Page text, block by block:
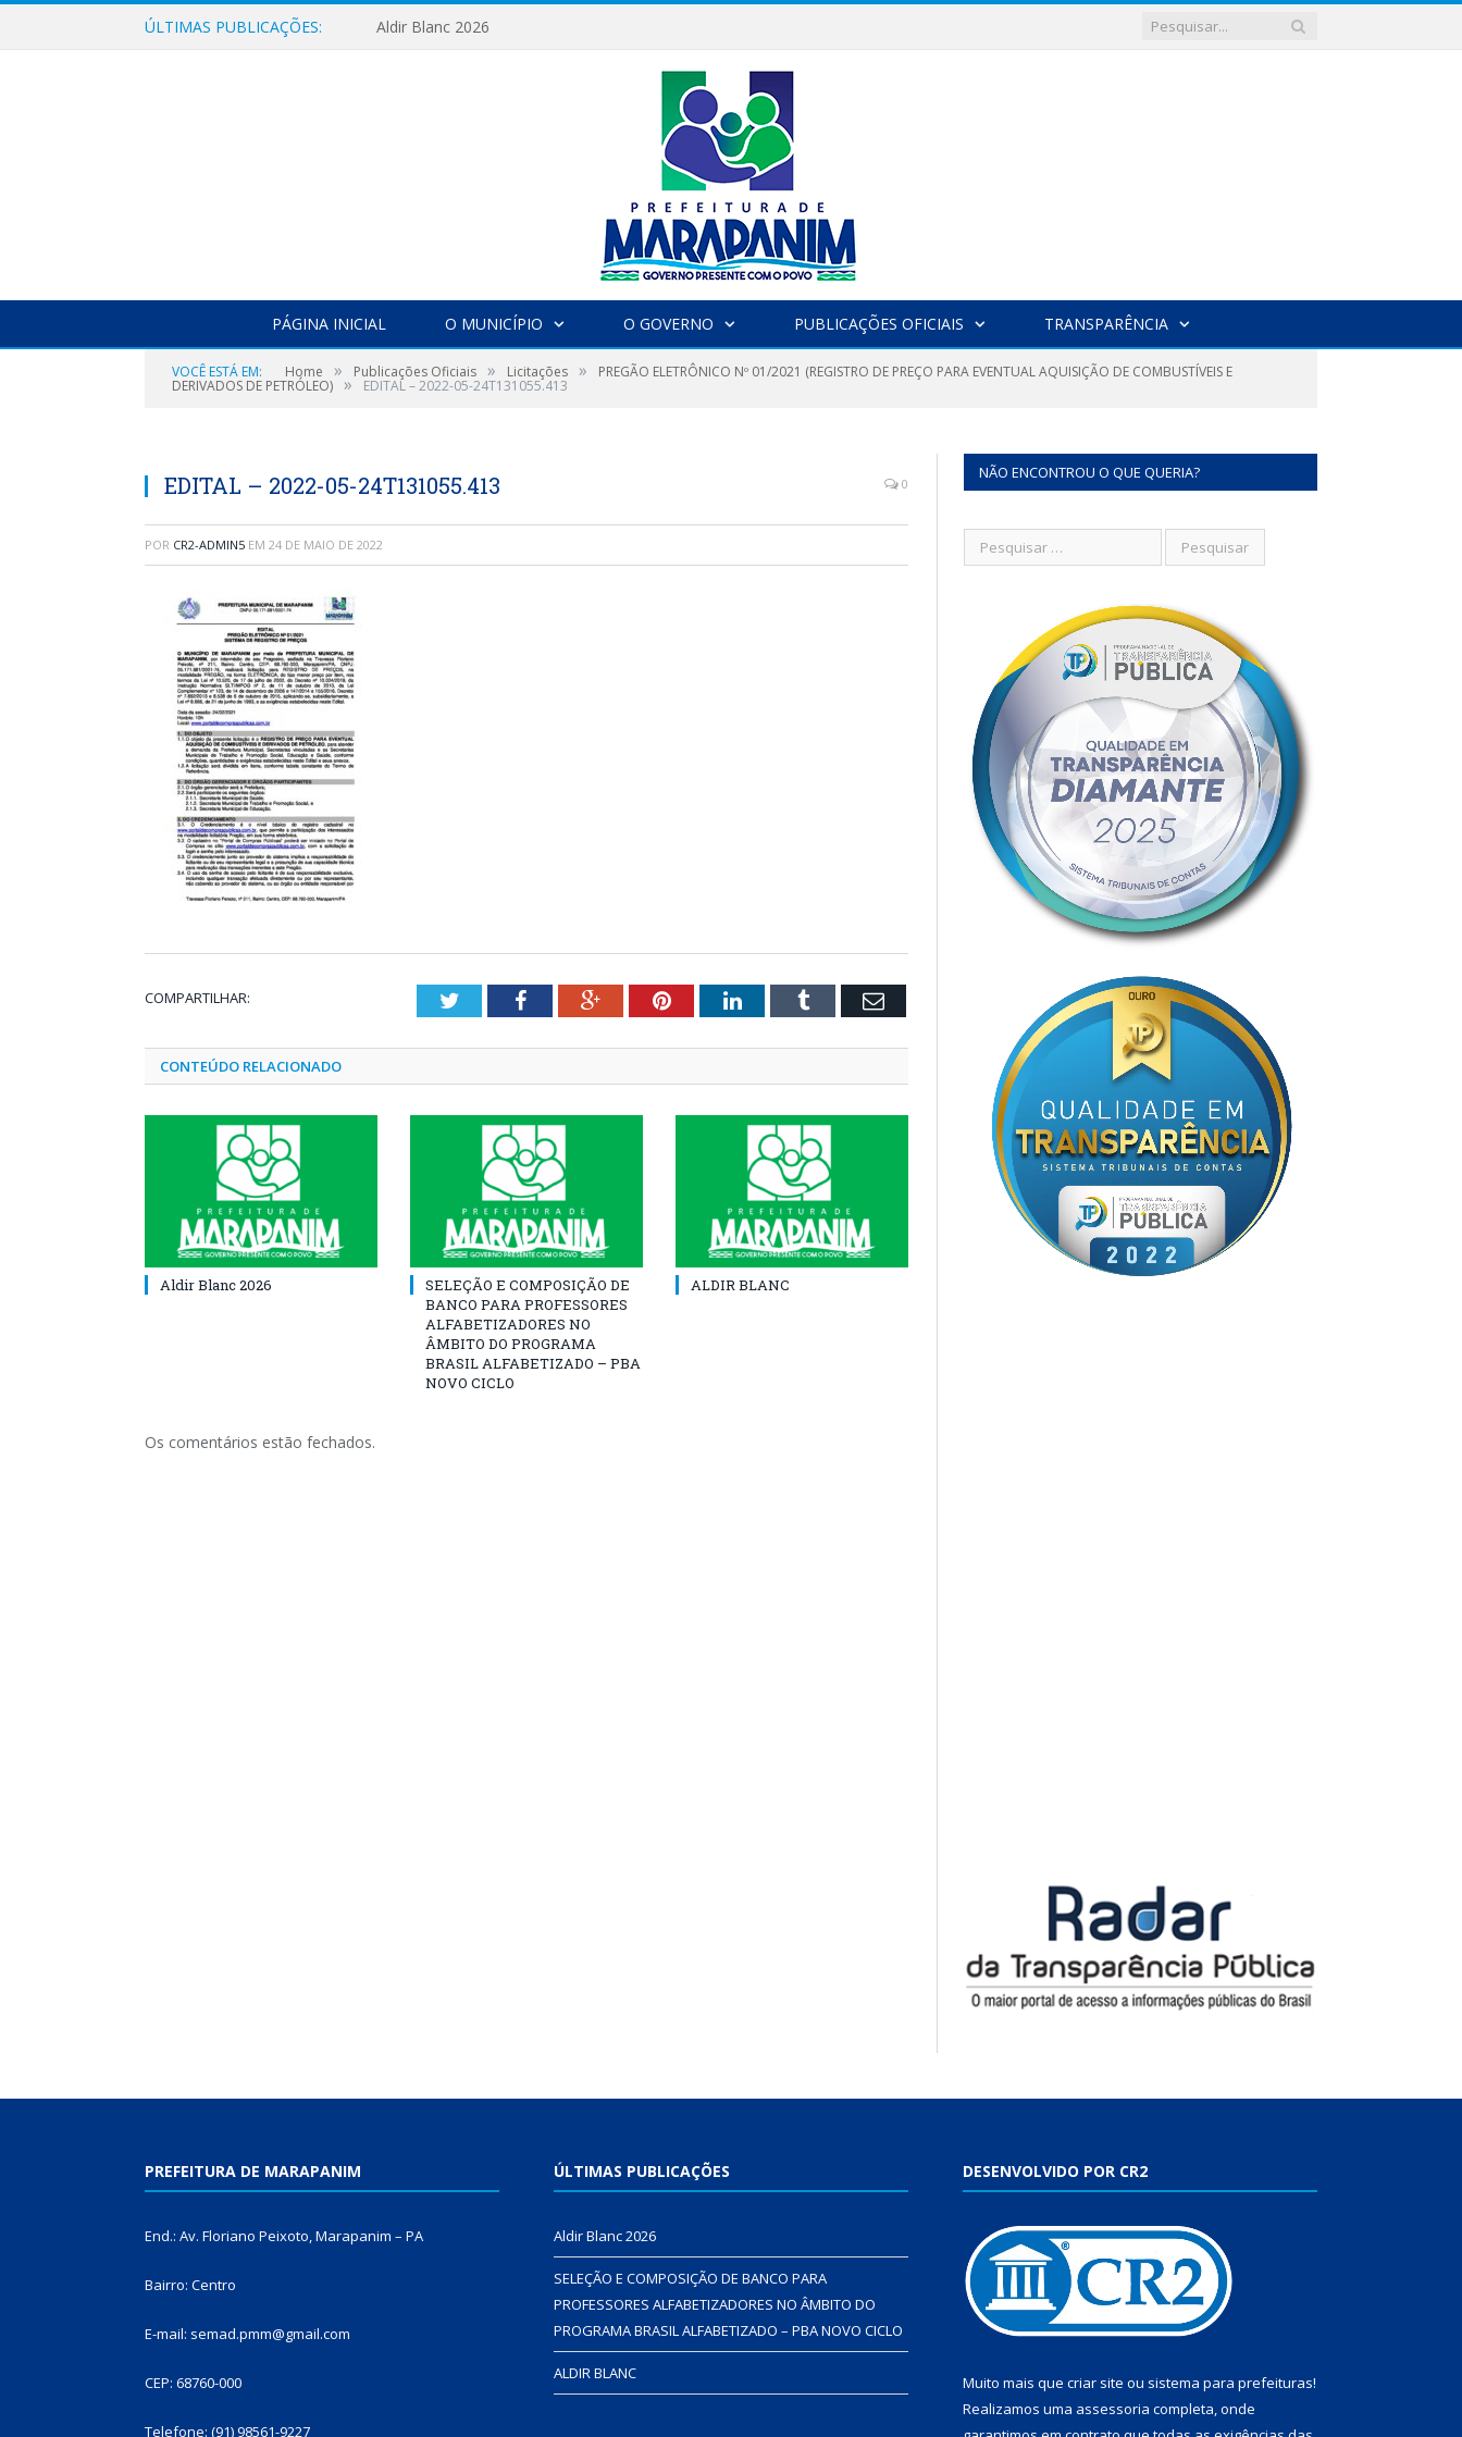
ÚLTIMAS PUBLICAÇÕES: Aldir Blanc 2026
PÁGINA INICIAL O MUNICÍPIO O GOVERNO PUBLICAÇÕES OFICIAIS TRANSPARÊNCIA
VOCÊ ESTÁ EM: Home » Publicações Oficiais » Licitações » PREGÃO ELETRÔNICO Nº 01/2021 (REGISTRO DE PREÇO PARA EVENTUAL AQUISIÇÃO DE COMBUSTÍVEIS E
DERIVADOS DE PETRÓLEO) » EDITAL – 2022-05-24T131055.413
EDITAL – 2022-05-24T131055.413 0
POR CR2-ADMIN5 EM 24 DE MAIO DE 2022
COMPARTILHAR: TwitterFacebookGoogle+PinterestLinkedInTumblr Email
CONTEÚDO RELACIONADO
Aldir Blanc 2026
SELEÇÃO E COMPOSIÇÃO DE
BANCO PARA PROFESSORES
ALFABETIZADORES NO
ÂMBITO DO PROGRAMA
BRASIL ALFABETIZADO – PBA
NOVO CICLO
ALDIR BLANC
Os comentários estão fechados.
NÃO ENCONTROU O QUE QUERIA?
PREFEITURA DE MARAPANIM
End.: Av. Floriano Peixoto, Marapanim – PA
Bairro: Centro
E-mail: semad.pmm@gmail.com
CEP: 68760-000
Telefone: (91) 98561-9227
ÚLTIMAS PUBLICAÇÕES
Aldir Blanc 2026
SELEÇÃO E COMPOSIÇÃO DE BANCO PARA
PROFESSORES ALFABETIZADORES NO ÂMBITO DO
PROGRAMA BRASIL ALFABETIZADO – PBA NOVO CICLO
ALDIR BLANC
DESENVOLVIDO POR CR2
Muito mais que criar site ou sistema para prefeituras!
Realizamos uma assessoria completa, onde